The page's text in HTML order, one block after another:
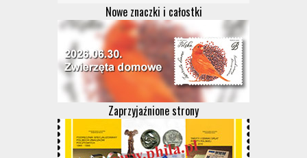
Nowe znaczki i całostki
Zaprzyjaźnione strony